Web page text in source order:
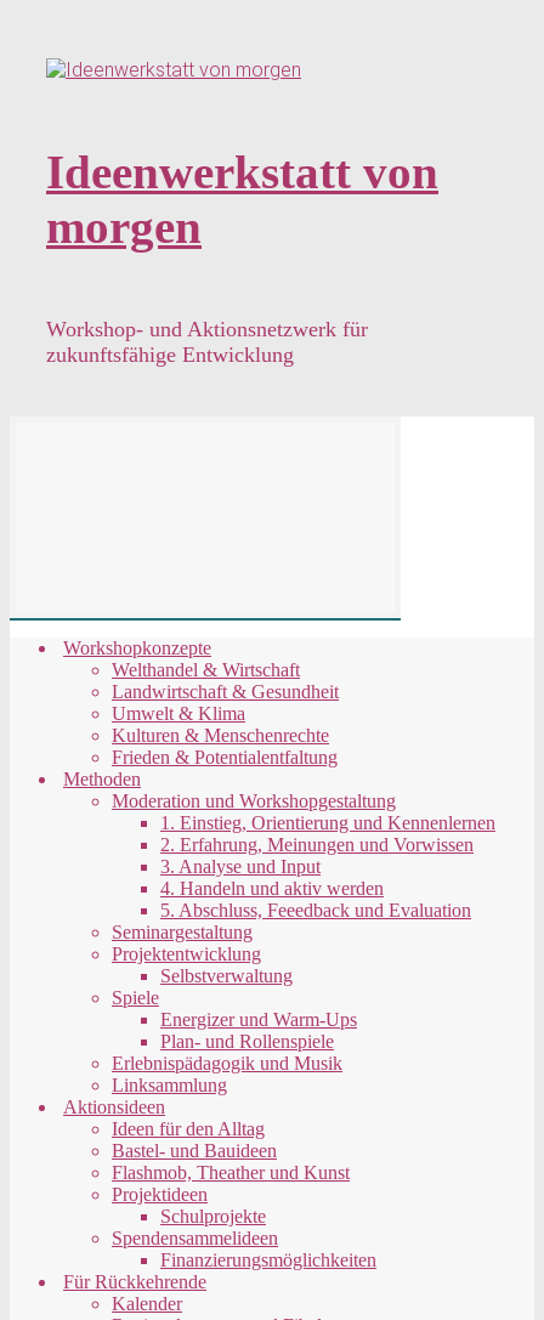
springen
Ideenwerkstatt von
morgen
Workshop- und Aktionsnetzwerk für
zukunftsfähige Entwicklung
Workshopkonzepte
Welthandel & Wirtschaft
Landwirtschaft & Gesundheit
Umwelt & Klima
Kulturen & Menschenrechte
Frieden & Potentialentfaltung
Methoden
Moderation und Workshopgestaltung
1. Einstieg, Orientierung und Kennenlernen
2. Erfahrung, Meinungen und Vorwissen
3. Analyse und Input
4. Handeln und aktiv werden
5. Abschluss, Feeedback und Evaluation
Seminargestaltung
Projektentwicklung
Selbstverwaltung
Spiele
Energizer und Warm-Ups
Plan- und Rollenspiele
Erlebnispädagogik und Musik
Linksammlung
Aktionsideen
Ideen für den Alltag
Bastel- und Bauideen
Flashmob, Theather und Kunst
Projektideen
Schulprojekte
Spendensammelideen
Finanzierungsmöglichkeiten
Für Rückkehrende
Kalender